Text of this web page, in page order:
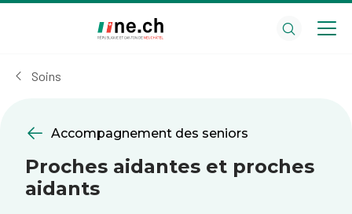
cookies
Soins
Accompagnement des seniors
Proches aidantes et proches
aidants